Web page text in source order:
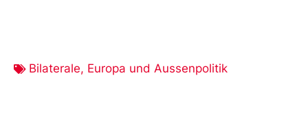
Bilaterale, Europa und Aussenpolitik